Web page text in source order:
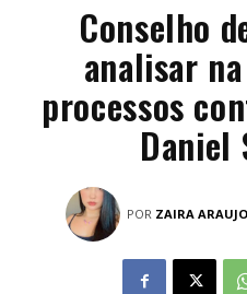
Conselho
analisar
processos
Daniel
POR ZAIRA ARAUJO